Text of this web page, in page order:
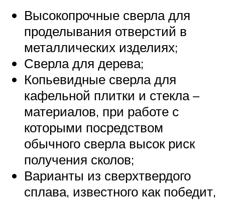
Высокопрочные сверла для
проделывания отверстий в
металлических изделиях;
Сверла для дерева;
Копьевидные сверла для
кафельной плитки и стекла –
материалов, при работе с
которыми посредством
обычного сверла высок риск
получения сколов;
Варианты из сверхтвердого
сплава, известного как победит,